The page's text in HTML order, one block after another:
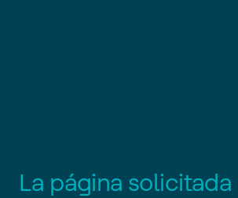
La página solicitada